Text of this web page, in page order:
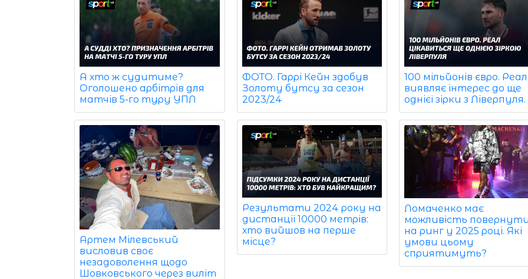
А хто ж судитиме?
Оголошено арбітрів для
матчів 5-го туру УПЛ
Артем Мілевський
висловив своє
незадоволення щодо
Шовковського через виліт
ФОТО. Гаррі Кейн здобув
Золоту бутсу за сезон
2023/24
Результати 2024 року на
дистанції 10000 метрів:
хто вийшов на перше
місце?
100 мільйонів євро. Реал
виявляє інтерес до ще
однієї зірки з Ліверпуля.
Ломаченко має
можливість
на ринг у 2025 році. Які
умови цьому
сприятимуть?